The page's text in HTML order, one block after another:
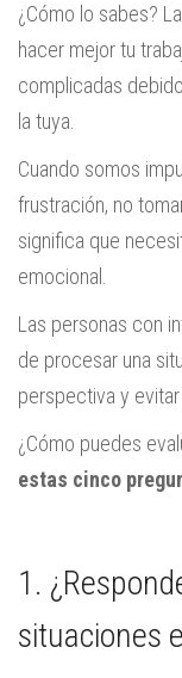
¿Cómo lo sabes?
hacer mejor tu
complicadas
la tuya.
Cuando somos
frustración, no
significa que
emocional.
Las personas con
de procesar una
perspectiva y
¿Cómo puedes
estas cinco
1.
situaciones